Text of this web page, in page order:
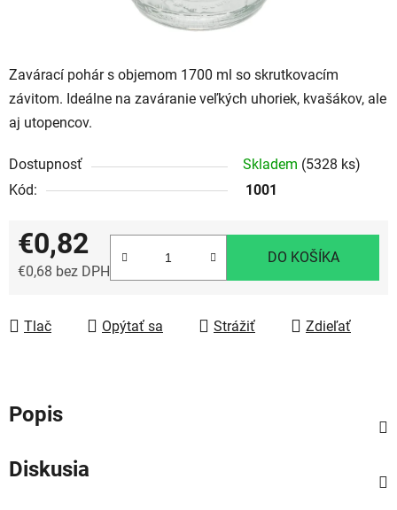
Zavárací pohár s objemom 1700 ml so skrutkovacím
závitom. Ideálne na zaváranie veľkých uhoriek, kvašákov, ale
aj utopencov.
Dostupnosť Skladem (5328 ks)
Kód:
1001
€0,82
€0,68 bez DPH
DO KOŠÍKA
Tlač Opýtať sa Strážiť Zdieľať
Popis
Diskusia